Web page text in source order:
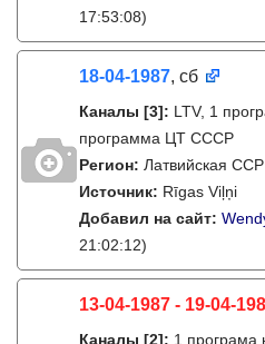
17:53:08)
18-04-1987, сб
Каналы [3]: LTV, 1
программа ЦТ СССР
Регион: Латвийская
Источник: Rīgas Viļņi
Добавил на сайт:
21:02:12)
13-04-1987 - 19-04-
Каналы [2]: 1 програма